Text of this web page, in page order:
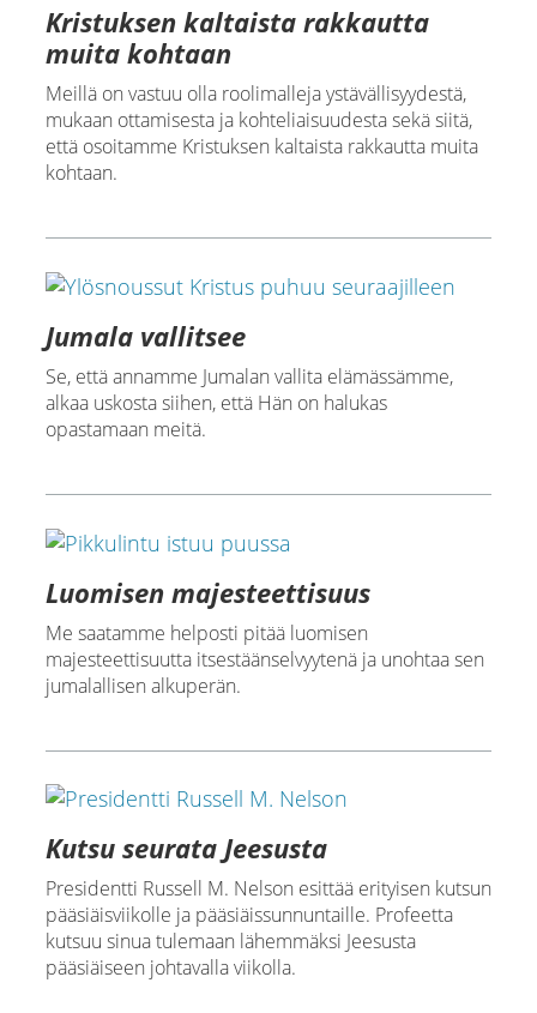
Kristuksen kaltaista rakkautta
muita kohtaan
Meillä on vastuu olla roolimalleja ystävällisyydestä,
mukaan ottamisesta ja kohteliaisuudesta sekä siitä,
että osoitamme Kristuksen kaltaista rakkautta muita
kohtaan.
Jumala vallitsee
Se, että annamme Jumalan vallita elämässämme,
alkaa uskosta siihen, että Hän on halukas
opastamaan meitä.
Luomisen majesteettisuus
Me saatamme helposti pitää luomisen
majesteettisuutta itsestäänselvyytenä ja unohtaa sen
jumalallisen alkuperän.
Kutsu seurata Jeesusta
Presidentti Russell M. Nelson esittää erityisen kutsun
pääsiäisviikolle ja pääsiäissunnuntaille. Profeetta
kutsuu sinua tulemaan lähemmäksi Jeesusta
pääsiäiseen johtavalla viikolla.